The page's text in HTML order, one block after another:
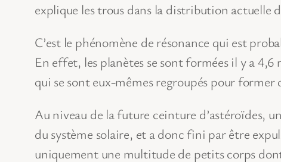
explique les trous dans la distribution actuelle
C’est le phénomène de résonance qui est
En effet, les planètes se sont formées il y a
qui se sont eux-mêmes regroupés pour former
Au niveau de la future ceinture d’astéroïdes,
du système solaire, et a donc fini par être
uniquement une multitude de petits corps